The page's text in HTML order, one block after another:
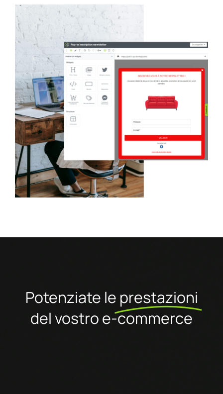
Potenziate le prestazioni
del vostro e-commerce